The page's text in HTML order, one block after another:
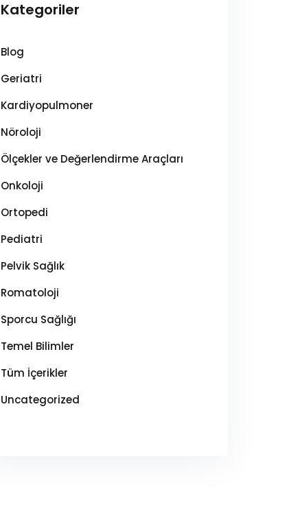
Kategoriler
Blog
Geriatri
Kardiyopulmoner
Nöroloji
Ölçekler ve Değerlendirme Araçları
Onkoloji
Ortopedi
Pediatri
Pelvik Sağlık
Romatoloji
Sporcu Sağlığı
Temel Bilimler
Tüm İçerikler
Uncategorized